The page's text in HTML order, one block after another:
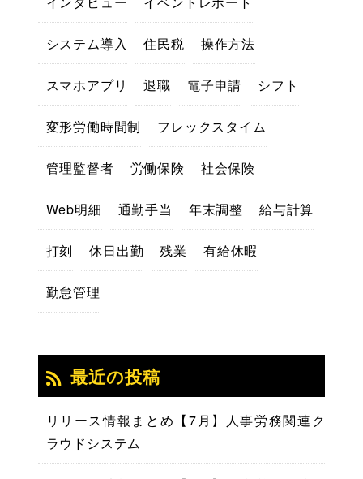
システム導入 住民税 操作方法
スマホアプリ 退職 電子申請 シフト
変形労働時間制 フレックスタイム
管理監督者 労働保険 社会保険
Web明細 通勤手当 年末調整 給与計算
打刻 休日出勤 残業 有給休暇
勤怠管理
最近の投稿
リリース情報まとめ【7月】人事労務関連ク
ラウドシステム